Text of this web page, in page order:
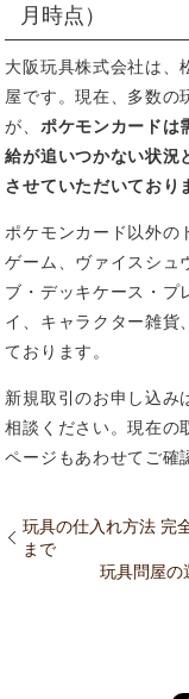
月時点）
大阪玩具株式会社は、
屋です。現在、多数の
が、 ポケモンカードは
給が追いつかない状況
させていただいており
ポケモンカード以外の
ゲーム、ヴァイスシュ
ブ・デッキケース・プ
イ、キャラクター雑貨
ております。
新規取引のお申し込み
相談ください。現在の
ページもあわせてご確
玩具の仕入れ方法 完
まで
玩具問屋の